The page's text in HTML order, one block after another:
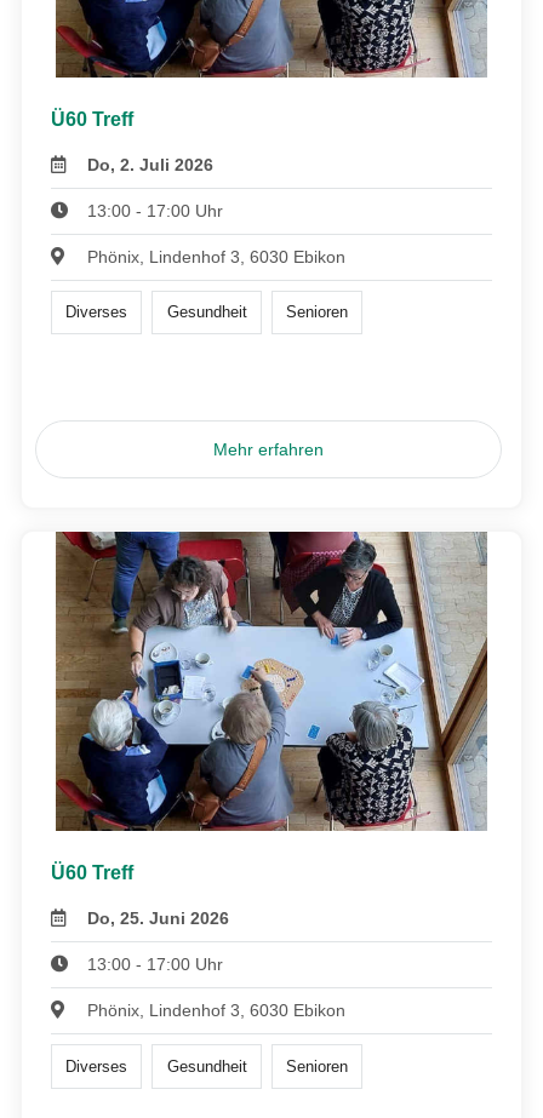
Ü60 Treff
Do, 2. Juli 2026
13:00 - 17:00 Uhr
Phönix, Lindenhof 3, 6030 Ebikon
Diverses Gesundheit Senioren
Mehr erfahren
Ü60 Treff
Do, 25. Juni 2026
13:00 - 17:00 Uhr
Phönix, Lindenhof 3, 6030 Ebikon
Diverses Gesundheit Senioren